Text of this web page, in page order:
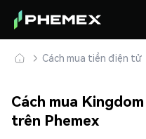
Cách mua tiền điện tử
Cách mua
trên Phemex